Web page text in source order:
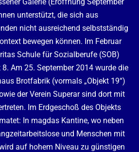
unterstützt, die sich aus
nicht ausreichend selbstständig
bewegen können. Im Februar
Schule für Sozialberufe (SOB)
Am 25. September 2014 wurde die
Brotfabrik (vormals „Objekt 19“)
derVerein Superarsind dort mit
Im Erdgeschoß des Objekts
In magdas Kantine, wo neben
und Menschen mit
auf hohem Niveau zu günstigen